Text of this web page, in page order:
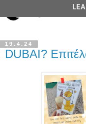
19.4.24
DUBAI?